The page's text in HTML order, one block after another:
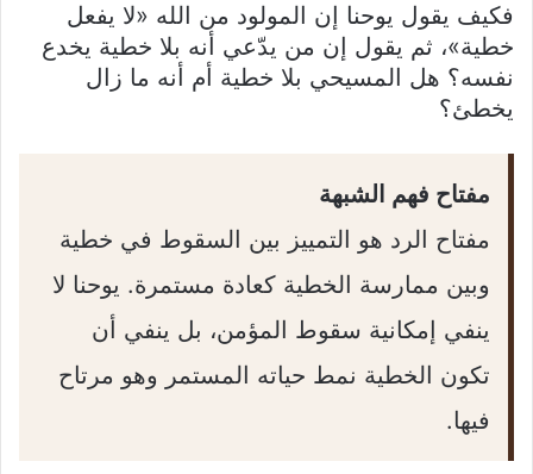
فكيف يقول يوحنا إن المولود من الله «لا يفعل
خطية»، ثم يقول إن من يدّعي أنه بلا خطية يخدع
نفسه؟ هل المسيحي بلا خطية أم أنه ما زال
يخطئ؟
مفتاح فهم الشبهة
مفتاح الرد هو التمييز بين السقوط في خطية
وبين ممارسة الخطية كعادة مستمرة. يوحنا لا
ينفي إمكانية سقوط المؤمن، بل ينفي أن
تكون الخطية نمط حياته المستمر وهو مرتاح
فيها.